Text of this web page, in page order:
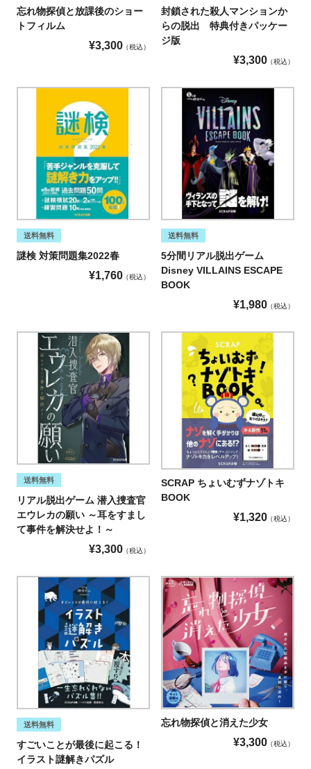
忘れ物探偵と放課後のショー
トフィルム
¥3,300 税込
封鎖された殺人マンションか
らの脱出 特典付きパッケー
ジ版
¥3,300 税込
送料無料
謎検 対策問題集2022春
¥1,760 税込
送料無料
5分間リアル脱出ゲーム
Disney VILLAINS ESCAPE
BOOK
¥1,980 税込
送料無料
リアル脱出ゲーム 潜入捜査官
エウレカの願い ～耳をすまし
て事件を解決せよ！～
¥3,300 税込
SCRAP ちょいむずナゾトキ
BOOK
¥1,320 税込
送料無料
すごいことが最後に起こる！
イラスト謎解きパズル
忘れ物探偵と消えた少女
¥3,300 税込